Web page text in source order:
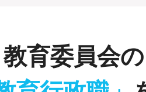
育委員会の